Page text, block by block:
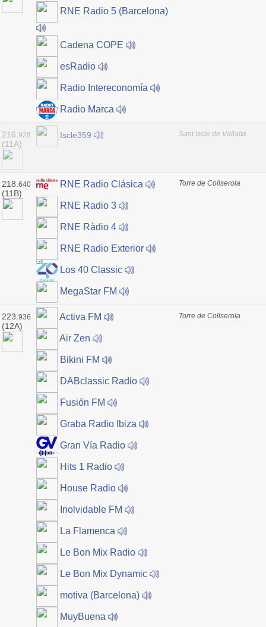
RNE Radio 5 (Barcelona)
Cadena COPE
esRadio
Radio Intereconomía
Radio Marca
216. 928
(11A)
Iscle359 Sant Iscle de Vallalta
218. 640
(11B)
RNE Radio Clásica
RNE Radio 3
RNE Ràdio 4
RNE Radio Exterior
Los 40 Classic
MegaStar FM
Torre de Collserola
223. 936
(12A)
Activa FM
Air Zen
Bikini FM
DABclassic Radio
Fusión FM
Graba Radio Ibiza
Gran Vía Radio
Hits 1 Radio
House Radio
Inolvidable FM
La Flamenca
Le Bon Mix Radio
Le Bon Mix Dynamic
motiva (Barcelona)
MuyBuena
Torre de Collserola